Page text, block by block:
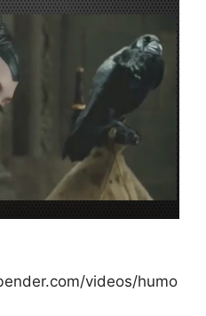
videos/humo